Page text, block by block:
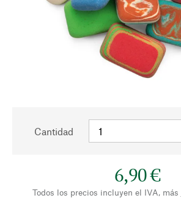
Cantidad
6,90 €
Todos los precios incluyen el IVA, más